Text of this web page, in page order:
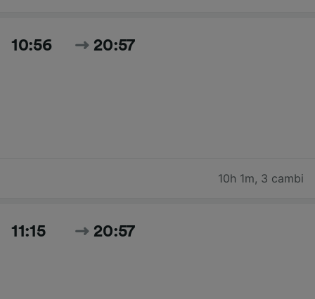
10:56 20:57
10h 1m, 3 cambi
11:15 20:57